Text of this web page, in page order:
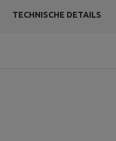
TECHNISCHE DETAILS